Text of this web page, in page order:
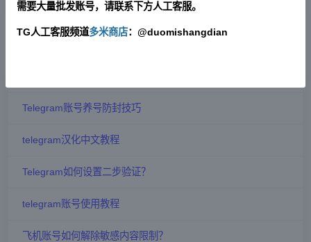
Telegram账号养号防封技巧
telegram汉化中文教程
Telegram如何设置二步验证？
telegram账号使用教程
飞机账号如何解除敏感内容限制？
需要大量批发账号，请联系下方人工客服。
TG人工客服频道多米商店：@duomishangdian